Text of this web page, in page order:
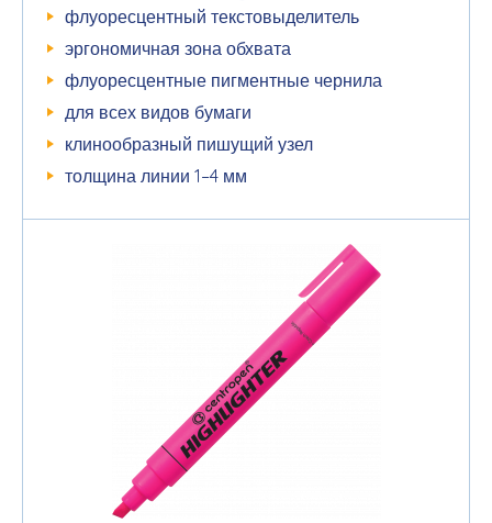
флуоресцентный текстовыделитель
эргономичная зона обхвата
флуоресцентные пигментные чернила
для всех видов бумаги
клинообразный пишущий узел
толщина линии 1–4 мм